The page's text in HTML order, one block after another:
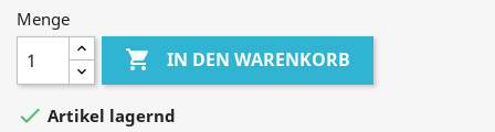
Menge
 IN DEN WARENKORB
 Artikel lagernd